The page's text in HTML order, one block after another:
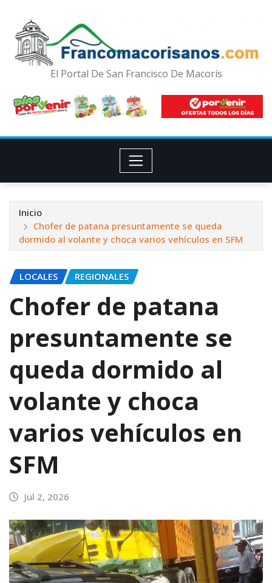
El Portal De San Francisco De Macorís
Inicio
Chofer de patana presuntamente se queda
dormido al volante y choca varios vehículos en SFM
LOCALES REGIONALES
Chofer de patana
presuntamente se
queda dormido al
volante y choca
varios vehículos en
SFM
Jul 2, 2026